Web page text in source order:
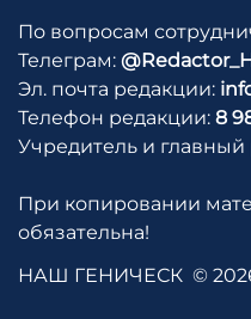
По вопросам
Телеграм:
Эл. почта редакции:
Телефон редакции: 8
Учредитель и
При копировании
обязательна!
НАШ ГЕНИЧЕСК ©